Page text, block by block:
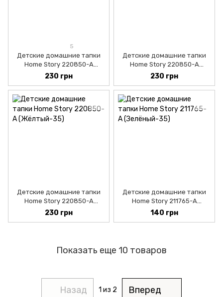
5
Детские домашние тапки
Home Story 220850-A
(Розовый-30)
230 грн
Детские домашние тапки
Home Story 220850-A
(Голубой-30)
230 грн
Детские домашние тапки
Home Story 220850-A
(Жёлтый-30)
230 грн
Детские домашние тапки
Home Story 211765-A
(Зелёный-30)
140 грн
Показать еще 10 товаров
Назад 1 из 2 Вперед